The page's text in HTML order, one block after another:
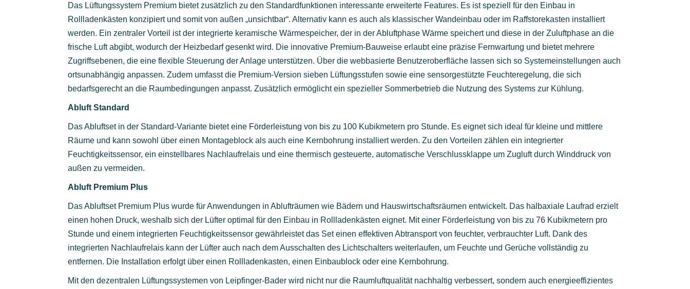
Das Lüftungssystem Premium bietet zusätzlich zu den Standardfunktionen interessante erweiterte Features. Es ist speziell für den Einbau in
Rollladenkästen konzipiert und somit von außen „unsichtbar“. Alternativ kann es auch als klassischer Wandeinbau oder im Raffstorekasten installiert
werden. Ein zentraler Vorteil ist der integrierte keramische Wärmespeicher, der in der Abluftphase Wärme speichert und diese in der Zuluftphase an die
frische Luft abgibt, wodurch der Heizbedarf gesenkt wird. Die innovative Premium-Bauweise erlaubt eine präzise Fernwartung und bietet mehrere
Zugriffsebenen, die eine flexible Steuerung der Anlage unterstützen. Über die webbasierte Benutzeroberfläche lassen sich so Systemeinstellungen auch
ortsunabhängig anpassen. Zudem umfasst die Premium-Version sieben Lüftungsstufen sowie eine sensorgestützte Feuchteregelung, die sich
bedarfsgerecht an die Raumbedingungen anpasst. Zusätzlich ermöglicht ein spezieller Sommerbetrieb die Nutzung des Systems zur Kühlung.
Abluft Standard
Das Abluftset in der Standard-Variante bietet eine Förderleistung von bis zu 100 Kubikmetern pro Stunde. Es eignet sich ideal für kleine und mittlere
Räume und kann sowohl über einen Montageblock als auch eine Kernbohrung installiert werden. Zu den Vorteilen zählen ein integrierter
Feuchtigkeitssensor, ein einstellbares Nachlaufrelais und eine thermisch gesteuerte, automatische Verschlussklappe um Zugluft durch Winddruck von
außen zu vermeiden.
Abluft Premium Plus
Das Abluftset Premium Plus wurde für Anwendungen in Ablufträumen wie Bädern und Hauswirtschaftsräumen entwickelt. Das halbaxiale Laufrad erzielt
einen hohen Druck, weshalb sich der Lüfter optimal für den Einbau in Rollladenkästen eignet. Mit einer Förderleistung von bis zu 76 Kubikmetern pro
Stunde und einem integrierten Feuchtigkeitssensor gewährleistet das Set einen effektiven Abtransport von feuchter, verbrauchter Luft. Dank des
integrierten Nachlaufrelais kann der Lüfter auch nach dem Ausschalten des Lichtschalters weiterlaufen, um Feuchte und Gerüche vollständig zu
entfernen. Die Installation erfolgt über einen Rollladenkasten, einen Einbaublock oder eine Kernbohrung.
Mit den dezentralen Lüftungssystemen von Leipfinger-Bader wird nicht nur die Raumluftqualität nachhaltig verbessert, sondern auch energieeffizientes